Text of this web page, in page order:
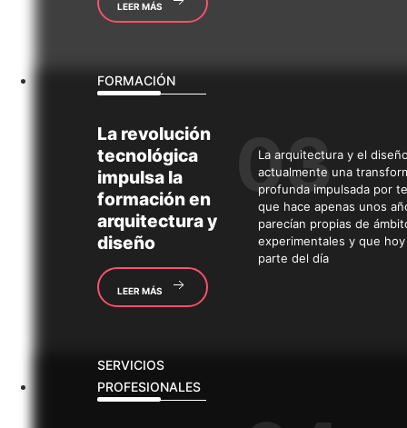
LEER MÁS
FORMACIÓN
La revolución
tecnológica
impulsa la
formación en
arquitectura y
diseño
LEER MÁS
La arquitectura y el
actualmente una
profunda impulsada por
que hace apenas unos
parecían propias de
experimentales y que
parte del día
SERVICIOS
PROFESIONALES